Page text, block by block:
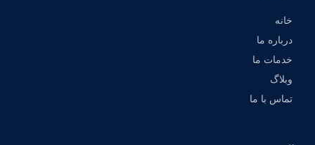
خانه
درباره ما
خدمات ما
وبلاگ
تماس با ما